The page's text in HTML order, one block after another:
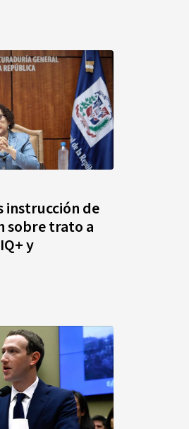
instrucción de
sobre trato a
y